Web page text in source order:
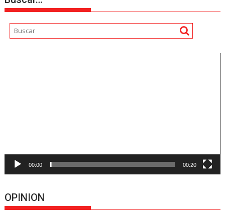
00:00 00:20
OPINION